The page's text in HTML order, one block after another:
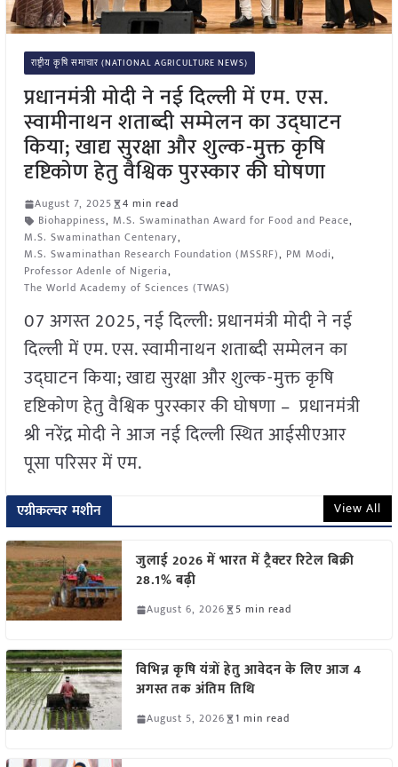
राष्ट्रीय कृषि समाचार (NATIONAL AGRICULTURE NEWS)
प्रधानमंत्री मोदी ने नई दिल्ली में एम. एस.
स्वामीनाथन शताब्दी सम्मेलन का उद्घाटन
किया; खाद्य सुरक्षा और शुल्क-मुक्त कृषि
दृष्टिकोण हेतु वैश्विक पुरस्कार की घोषणा
August 7, 2025
4 min read
Biohappiness, M.S. Swaminathan Award for Food and Peace,
M.S. Swaminathan Centenary,
M.S. Swaminathan Research Foundation (MSSRF), PM Modi,
Professor Adenle of Nigeria,
The World Academy of Sciences (TWAS)
07 अगस्त 2025, नई दिल्ली: प्रधानमंत्री मोदी ने नई
दिल्ली में एम. एस. स्वामीनाथन शताब्दी सम्मेलन का
उद्घाटन किया; खाद्य सुरक्षा और शुल्क-मुक्त कृषि
दृष्टिकोण हेतु वैश्विक पुरस्कार की घोषणा – प्रधानमंत्री
श्री नरेंद्र मोदी ने आज नई दिल्ली स्थित आईसीएआर
पूसा परिसर में एम.
एग्रीकल्चर मशीन View All
जुलाई 2026 में भारत में ट्रैक्टर रिटेल बिक्री
28.1% बढ़ी
August 6, 2026 5 min read
विभिन्न कृषि यंत्रों हेतु आवेदन के लिए आज 4
अगस्त तक अंतिम तिथि
August 5, 2026 1 min read